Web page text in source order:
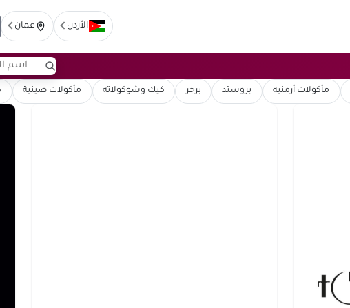
الأردن عمان
مأكولات أرمنيه بروستد برجر كيك وشوكولاته مأكولات صينية